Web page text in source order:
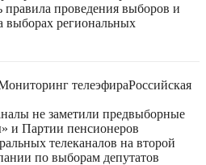
правила проведения выборов и
выборах региональных
телеэфираРоссийская
не заметили предвыборные
и Партии пенсионеров
телеканалов на второй
по выборам депутатов